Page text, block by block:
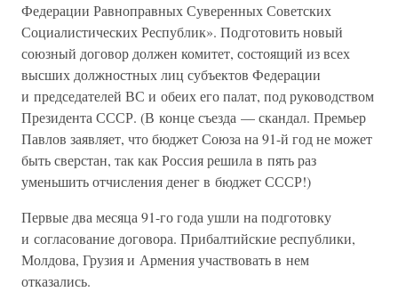
Федерации Равноправных Суверенных Советских
Социалистических Республик». Подготовить новый
союзный договор должен комитет, состоящий из всех
высших должностных лиц субъектов Федерации
и председателей ВС и обеих его палат, под руководством
Президента СССР. (В конце съезда — скандал. Премьер
Павлов заявляет, что бюджет Союза на 91-й год не может
быть сверстан, так как Россия решила в пять раз
уменьшить отчисления денег в бюджет СССР!)
Первые два месяца 91-го года ушли на подготовку
и согласование договора. Прибалтийские республики,
Молдова, Грузия и Армения участвовать в нем
отказались.